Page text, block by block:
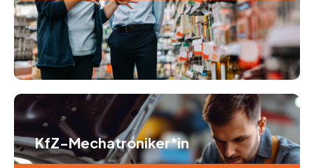
KfZ-Mechatroniker*in